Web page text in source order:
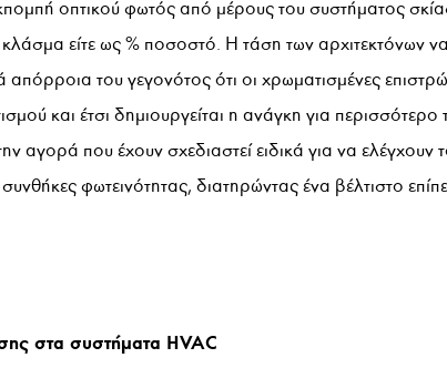
οπτικού φωτός από μέρους του συστήματος
κλάσμα είτε ως % ποσοστό. Η τάση των αρχιτεκτόνων
απόρροια του γεγονότος ότι οι χρωματισμένες
και έτσι δημιουργείται η ανάγκη για
αγορά που έχουν σχεδιαστεί ειδικά για να
φωτεινότητας, διατηρώντας ένα βέλτιστο
στα συστήματα HVAC